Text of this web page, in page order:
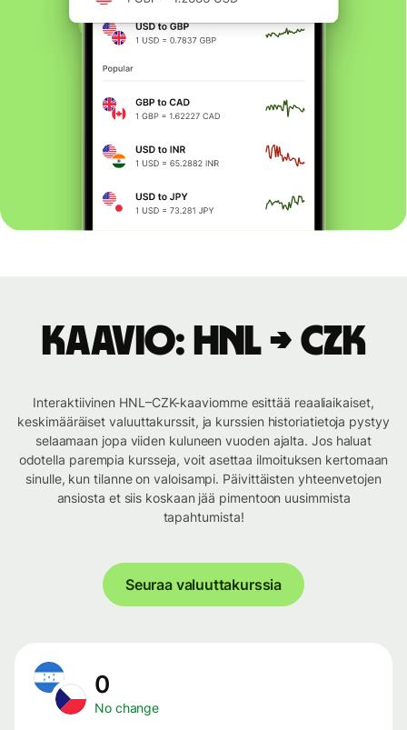
Kaavio: HNL → CZK
Interaktiivinen HNL–CZK-kaaviomme esittää reaaliaikaiset,
keskimääräiset valuuttakurssit, ja kurssien historiatietoja pystyy
selaamaan jopa viiden kuluneen vuoden ajalta. Jos haluat
odotella parempia kursseja, voit asettaa ilmoituksen kertomaan
sinulle, kun tilanne on valoisampi. Päivittäisten yhteenvetojen
ansiosta et siis koskaan jää pimentoon uusimmista
tapahtumista!
Seuraa valuuttakurssia
0
No change